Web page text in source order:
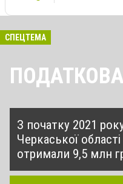
СПЕЦТЕМА
З початку 2021
Черкаської
отримали 9,5 млн